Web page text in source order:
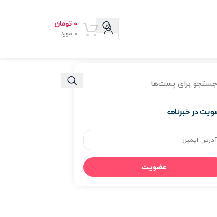
0 مورد
۰ تومان
در خبرنامه
عضویت